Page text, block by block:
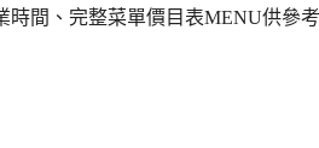
間、完整菜單價目表MENU供參考